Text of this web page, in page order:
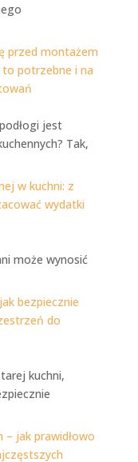
przed montażem
to potrzebne i na
jest
Tak,
w kuchni: z
wydatki
może wynosić
bezpiecznie
do
kuchni,
jak prawidłowo